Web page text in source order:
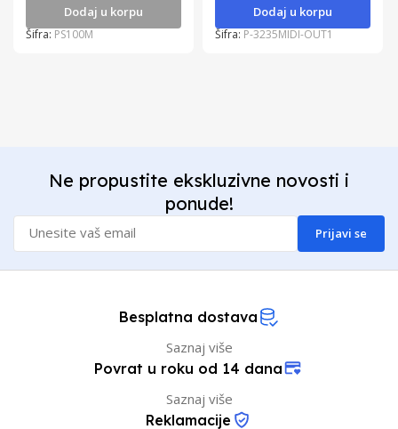
Dodaj u korpu
Šifra: PS100M
Dodaj u korpu
Šifra: P-3235MIDI-OUT1
Ne propustite ekskluzivne novosti i
ponude!
Prijavi se
Besplatna dostava
Saznaj više
Povrat u roku od 14 dana
Saznaj više
Reklamacije